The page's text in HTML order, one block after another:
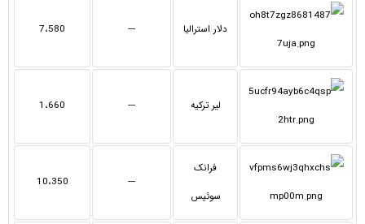
دلار استرالیا --- 7،580
لیر ترکیه --- 1،660
فرانک
سوئیس
--- 10،350